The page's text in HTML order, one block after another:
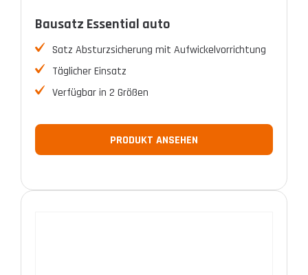
Bausatz Essential auto
Satz Absturzsicherung mit Aufwickelvorrichtung
Täglicher Einsatz
Verfügbar in 2 Größen
PRODUKT ANSEHEN